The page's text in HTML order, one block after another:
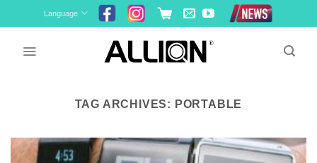
to
Language
TAG ARCHIVES: PORTABLE